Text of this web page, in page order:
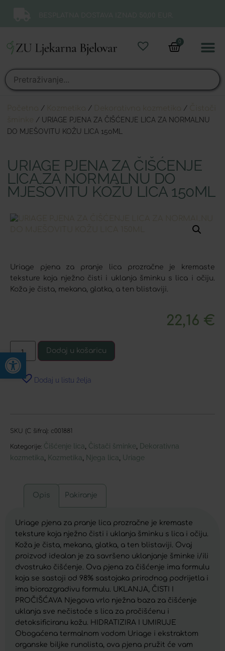
Open toolbar
0
/ / /
/ URIAGE PJENA ZA ČIŠĆENJE LICA ZA NORMALNU
DO MJEŠOVITU KOŽU LICA 150ML
URIAGE PJENA ZA ČIŠĆENJE
LICA ZA NORMALNU DO
MJEŠOVITU KOŽU LICA 150ML
Uriage pjena za pranje lica prozračne je kremaste
teksture koja nježno čisti i uklanja šminku s lica i očiju.
Koža je čista, mekana, glatka, a ten blistaviji.
22,16 €
Dodaj u košaricu
Dodaj u listu želja
SKU (C šifra): c001881
Kategorije: Čišćenje lica, Čistači šminke, Dekorativna
kozmetika, Kozmetika, Njega lica, Uriage
Opis Pakiranje
Uriage pjena za pranje lica prozračne je kremaste
teksture koja nježno čisti i uklanja šminku s lica i očiju.
Koža je čista, mekana, glatka, a ten blistaviji. Ovaj
proizvod idealan je za savršeno uklanjanje šminke i/ili
dvostruko čišćenje. Ova pjena za čišćenje ima formulu
koja se sastoji od 98% sastojaka prirodnog podrijetla i
ima biorazgradivu formulu. UKLANJA, ČISTI I
PROČIŠĆAVA Njegova vrlo nježna baza za čišćenje
uklanja sve nečistoće s lica za pročišćenu i
detoksificiranu kožu. HIDRATIZIRA I UMIRUJE
Obogaćena termalnom vodom Uriage i ekstraktom
organske biljke runolista, ova pjena pružit će vam